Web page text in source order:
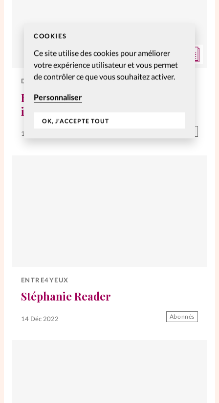
COOKIES
Ce site utilise des cookies pour améliorer
votre expérience utilisateur et vous permet
de contrôler ce que vous souhaitez activer.
Personnaliser
OK, J'ACCEPTE TOUT
DOSSIERS
Répondre à la violence: les
initiatives d’Eglises
18 Déc 2022
ENTRE4YEUX
Stéphanie Reader
14 Déc 2022 Abonnés